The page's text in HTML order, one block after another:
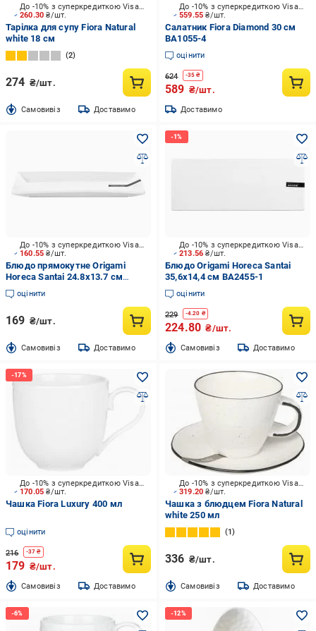
260.30₴/шт.
До -10% з суперкредиткою Visa Вигода
Тарілка для супу Fiora Natural
white 18 см
2
274 ₴/шт.
Cамовивіз Доставимо
559.55₴/шт.
До -10% з суперкредиткою Visa Вигода
Салатник Fiora Diamond 30 см
BA1055-4
оцінити
624 -35 ₴
589 ₴/шт.
Доставимо
160.55₴/шт.
До -10% з суперкредиткою Visa Вигода
Блюдо прямокутне Origami
Horeca Santai 24.8х13.7 см
BA0069-2
оцінити
169 ₴/шт.
Cамовивіз Доставимо
213.56₴/шт.
До -10% з суперкредиткою Visa Вигода
Блюдо Origami Horeca Santai
35,6x14,4 см BA2455-1
оцінити
229 -4.20 ₴
224.80 ₴/шт.
Cамовивіз Доставимо
170.05₴/шт.
До -10% з суперкредиткою Visa Вигода
Чашка Fiora Luxury 400 мл
оцінити
216 -37 ₴
179 ₴/шт.
Cамовивіз Доставимо
319.20₴/шт.
До -10% з суперкредиткою Visa Вигода
Чашка з блюдцем Fiora Natural
white 250 мл
1
336 ₴/шт.
Cамовивіз Доставимо